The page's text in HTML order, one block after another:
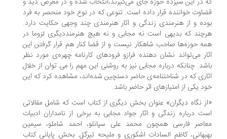
خواننده قرار داده است. تنوعی که در نوع خود منحصر به فرد
و از هنرمندی زندگی و آثار هنرمندی چند وجهی حکایت دارد.
که بدیهی است نه مجابی و نه هیچ هنرمنددیگری لزوما در
حوزه‌ها صاحب شاهکار نیست و از قضا کنار هم قرار گرفتن این
می‌تواند نشان دهنده فرازو فرودهای کارنامه چهره‌ی مورد نظر
چنانکه درباره مجابی نیز به روشنی این مهم را می توان از خلال
که در شناختنامه‌ی حاضر دستچین شده‌اند، مشاهده کرد که این
یکی از امتیازهای اثر حاضر باشد.
نگاه دیگران» عنوان بخش دیگری از کتاب است که شامل مقالاتی
درباره زندگی و آثار جواد مجابی به برخی از نامداران ادبیات
فارسی همچون محمد علی سپانلو، احمد شاملو، سیمین
کاظم السادات اشکوری و ملیحه تیرگل. بخش پایانی کتاب